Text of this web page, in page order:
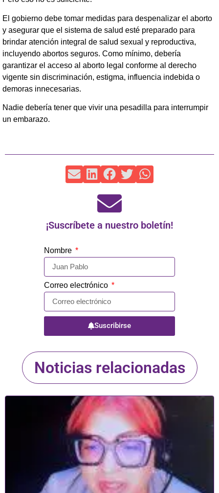
El gobierno debe tomar medidas para despenalizar el aborto
y asegurar que el sistema de salud esté preparado para
brindar atención integral de salud sexual y reproductiva,
incluyendo abortos seguros. Como mínimo, debería
garantizar el acceso al aborto legal conforme al derecho
vigente sin discriminación, estigma, influencia indebida o
demoras innecesarias.
Nadie debería tener que vivir una pesadilla para interrumpir
un embarazo.
¡Suscríbete a nuestro boletín!
Nombre
Correo electrónico
Suscribirse
Noticias relacionadas